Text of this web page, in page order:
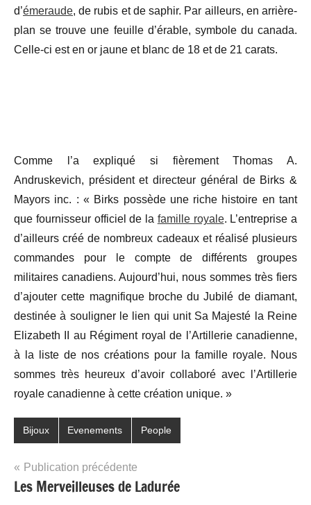
d’émeraude, de rubis et de saphir. Par ailleurs, en arrière-
plan se trouve une feuille d’érable, symbole du canada.
Celle-ci est en or jaune et blanc de 18 et de 21 carats.
Comme l’a expliqué si fièrement Thomas A.
Andruskevich, président et directeur général de Birks &
Mayors inc. : « Birks possède une riche histoire en tant
que fournisseur officiel de la famille royale. L’entreprise a
d’ailleurs créé de nombreux cadeaux et réalisé plusieurs
commandes pour le compte de différents groupes
militaires canadiens. Aujourd’hui, nous sommes très fiers
d’ajouter cette magnifique broche du Jubilé de diamant,
destinée à souligner le lien qui unit Sa Majesté la Reine
Elizabeth II au Régiment royal de l’Artillerie canadienne,
à la liste de nos créations pour la famille royale. Nous
sommes très heureux d’avoir collaboré avec l’Artillerie
royale canadienne à cette création unique. »
Bijoux Evenements People
Navigation
de
Publication précédente
Les Merveilleuses de Ladurée